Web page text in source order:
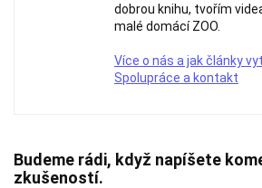
dobrou knihu, tvořím
malé domácí ZOO.
Více o nás a jak články
Spolupráce a kontakt
Budeme rádi, když napíšete
zkušeností.